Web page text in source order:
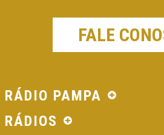
FALE
RÁDIO PAMPA
RÁDIOS